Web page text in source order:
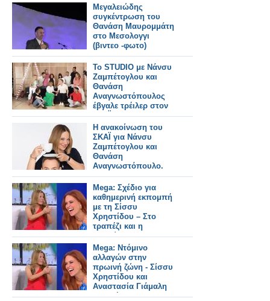
Μεγαλειώδης
συγκέντρωση του
Θανάση Μαυρομμάτη
στο Μεσολογγι
(βιντεο -φωτο)
Το STUDIO με Νάνσυ
Ζαμπέτογλου και
Θανάση
Αναγνωστόπουλος
έβγαλε τρέιλερ στον
ΣΚΑΪ
Η ανακοίνωση του
ΣΚΑΪ για Νάνσυ
Ζαμπέτογλου και
Θανάση
Αναγνωστόπουλο.
Mega: Σχέδιο για
καθημερινή εκπομπή
με τη Σίσσυ
Χρηστίδου – Στο
τραπέζι και η
μετακίνηση της
Αναστασίας Γιάμαλη
Mega: Ντόμινο
αλλαγών στην
πρωινή ζώνη - Σίσσυ
Χρηστίδου και
Αναστασία Γιάμαλη
υποψήφιες για